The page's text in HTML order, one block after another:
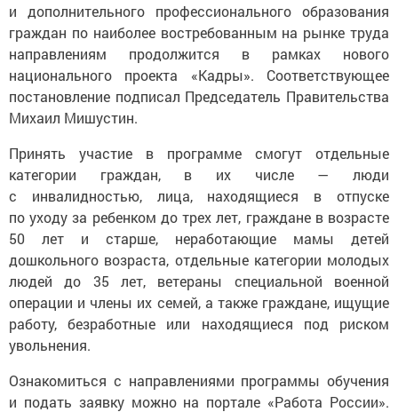
и дополнительного профессионального образования
граждан по наиболее востребованным на рынке труда
направлениям продолжится в рамках нового
национального проекта «Кадры». Соответствующее
постановление подписал Председатель Правительства
Михаил Мишустин.
Принять участие в программе смогут отдельные
категории граждан, в их числе — люди
с инвалидностью, лица, находящиеся в отпуске
по уходу за ребенком до трех лет, граждане в возрасте
50 лет и старше, неработающие мамы детей
дошкольного возраста, отдельные категории молодых
людей до 35 лет, ветераны специальной военной
операции и члены их семей, а также граждане, ищущие
работу, безработные или находящиеся под риском
увольнения.
Ознакомиться с направлениями программы обучения
и подать заявку можно на портале «Работа России».